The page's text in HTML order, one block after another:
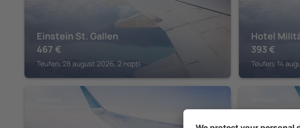
Einstein St. Gallen
467 €
Teufen, 28 august 2026, 2 nopți
Hotel
393 €
Teufen, 14